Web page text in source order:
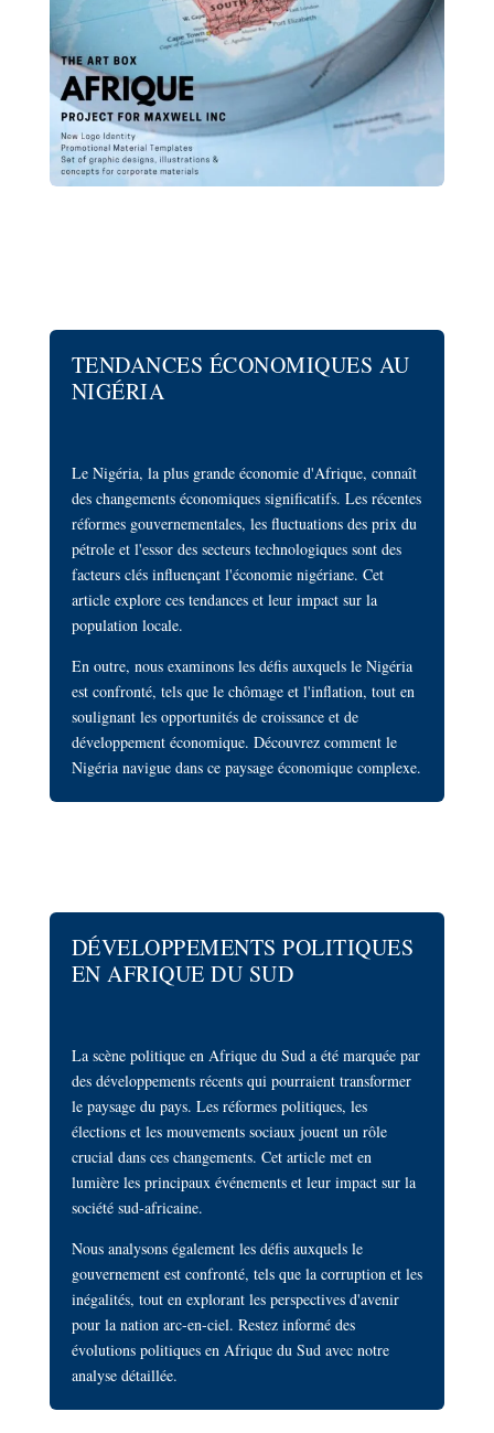
TENDANCES ÉCONOMIQUES AU
NIGÉRIA
Le Nigéria, la plus grande économie d'Afrique, connaît
des changements économiques significatifs. Les récentes
réformes gouvernementales, les fluctuations des prix du
pétrole et l'essor des secteurs technologiques sont des
facteurs clés influençant l'économie nigériane. Cet
article explore ces tendances et leur impact sur la
population locale.
En outre, nous examinons les défis auxquels le Nigéria
est confronté, tels que le chômage et l'inflation, tout en
soulignant les opportunités de croissance et de
développement économique. Découvrez comment le
Nigéria navigue dans ce paysage économique complexe.
DÉVELOPPEMENTS POLITIQUES
EN AFRIQUE DU SUD
La scène politique en Afrique du Sud a été marquée par
des développements récents qui pourraient transformer
le paysage du pays. Les réformes politiques, les
élections et les mouvements sociaux jouent un rôle
crucial dans ces changements. Cet article met en
lumière les principaux événements et leur impact sur la
société sud-africaine.
Nous analysons également les défis auxquels le
gouvernement est confronté, tels que la corruption et les
inégalités, tout en explorant les perspectives d'avenir
pour la nation arc-en-ciel. Restez informé des
évolutions politiques en Afrique du Sud avec notre
analyse détaillée.